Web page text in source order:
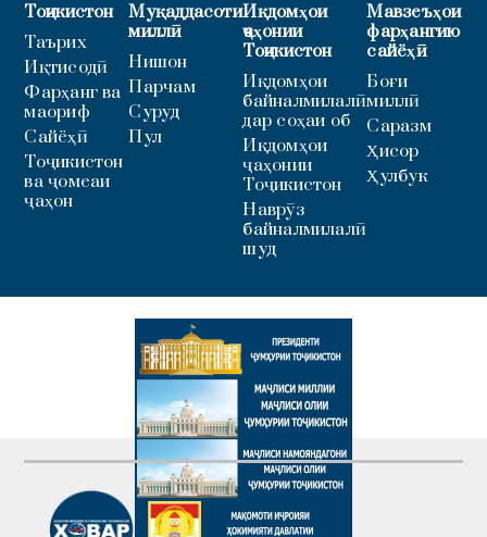
Тоҷикистон
Таърих
Иқтисодӣ
Фарҳанг ва
маориф
Сайёҳӣ
Тоҷикистон
ва ҷомеаи
ҷаҳон
Муқаддасоти
миллӣ
Нишон
Парчам
Суруд
Пул
Иқдомҳои
ҷаҳонии
Тоҷикистон
Иқдомҳои
байналмилалӣ
дар соҳаи об
Иқдомҳои
ҷаҳонии
Тоҷикистон
Наврӯз
байналмилалӣ
шуд
Мавзеъҳои
фарҳангию
сайёҳӣ
Боғи
миллӣ
Саразм
Ҳисор
Ҳулбук